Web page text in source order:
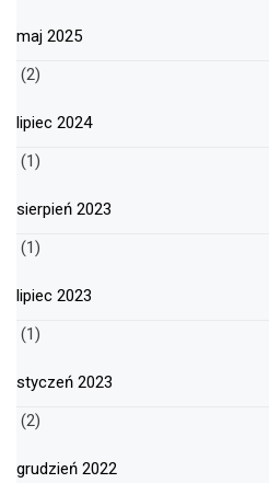
maj 2025
(2)
lipiec 2024
(1)
sierpień 2023
(1)
lipiec 2023
(1)
styczeń 2023
(2)
grudzień 2022